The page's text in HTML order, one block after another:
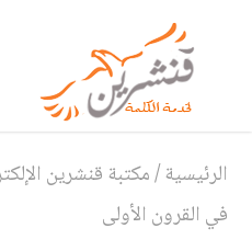
الرئيسية/مكتبة قنشرين
في القرون الأولى